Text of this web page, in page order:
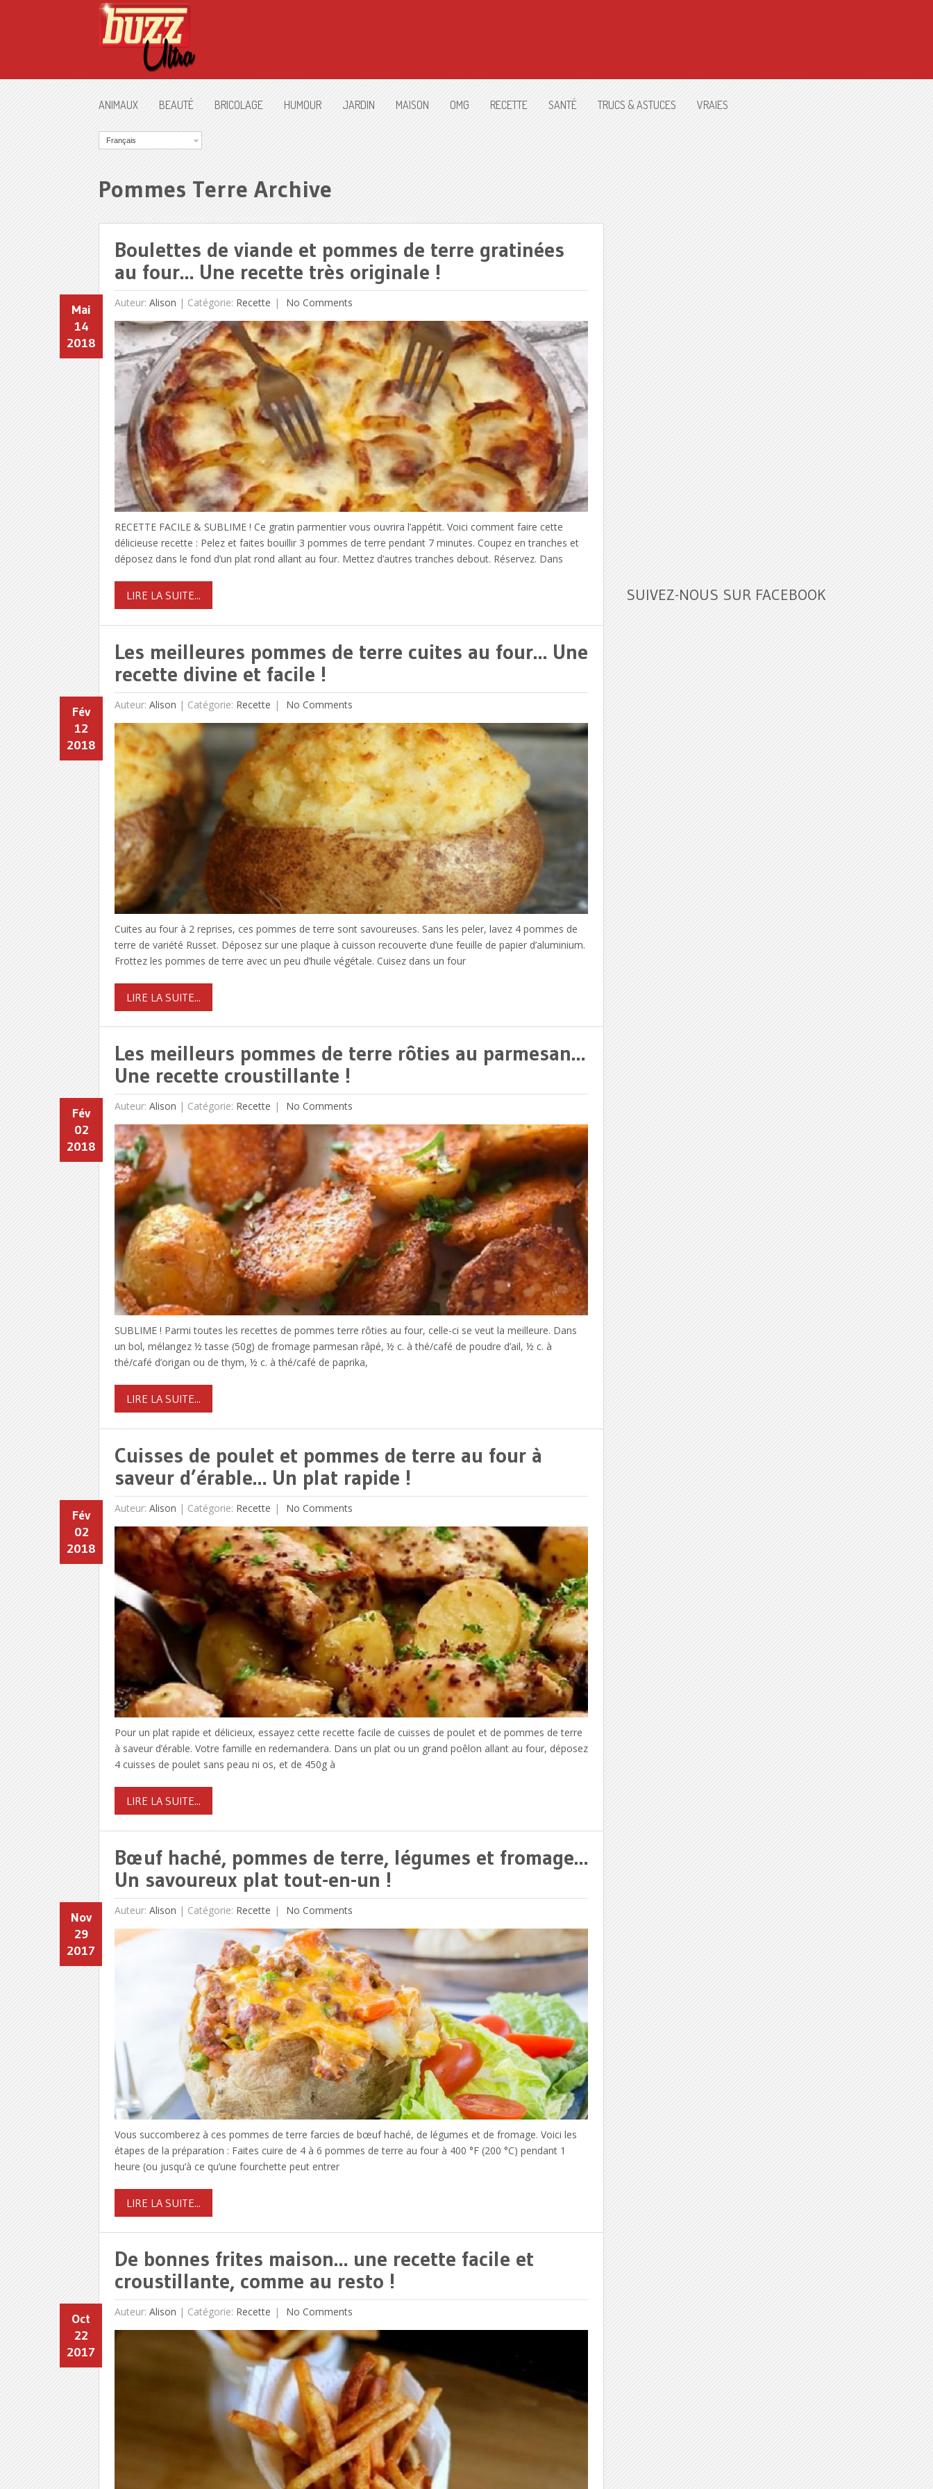
ANIMAUX BEAUTÉ BRICOLAGE HUMOUR JARDIN MAISON OMG RECETTE SANTÉ TRUCS & ASTUCES VRAIES
Français
Pommes Terre Archive
Boulettes de viande et pommes de terre gratinées
au four… Une recette très originale !
Auteur: Alison |
Mai
14
2018
Catégorie: Recette No Comments
RECETTE FACILE & SUBLIME ! Ce gratin parmentier vous ouvrira l’appétit. Voici comment faire cette
délicieuse recette : Pelez et faites bouillir 3 pommes de terre pendant 7 minutes. Coupez en tranches et
déposez dans le fond d’un plat rond allant au four. Mettez d’autres tranches debout. Réservez. Dans
LIRE LA SUITE...
Les meilleures pommes de terre cuites au four… Une
recette divine et facile !
Auteur: Alison |
Fév
12
2018
Catégorie: Recette No Comments
Cuites au four à 2 reprises, ces pommes de terre sont savoureuses. Sans les peler, lavez 4 pommes de
terre de variété Russet. Déposez sur une plaque à cuisson recouverte d’une feuille de papier d’aluminium.
Frottez les pommes de terre avec un peu d’huile végétale. Cuisez dans un four
LIRE LA SUITE...
Les meilleurs pommes de terre rôties au parmesan…
Une recette croustillante !
Auteur: Alison |
Fév
02
2018
Catégorie: Recette No Comments
SUBLIME ! Parmi toutes les recettes de pommes terre rôties au four, celle-ci se veut la meilleure. Dans
un bol, mélangez ½ tasse (50g) de fromage parmesan râpé, ½ c. à thé/café de poudre d’ail, ½ c. à
thé/café d’origan ou de thym, ½ c. à thé/café de paprika,
LIRE LA SUITE...
Cuisses de poulet et pommes de terre au four à
saveur d’érable… Un plat rapide !
Auteur: Alison |
Fév
02
2018
Catégorie: Recette No Comments
Pour un plat rapide et délicieux, essayez cette recette facile de cuisses de poulet et de pommes de terre
à saveur d’érable. Votre famille en redemandera. Dans un plat ou un grand poêlon allant au four, déposez
4 cuisses de poulet sans peau ni os, et de 450g à
LIRE LA SUITE...
Bœuf haché, pommes de terre, légumes et fromage…
Un savoureux plat tout-en-un !
Auteur: Alison |
Nov
29
2017
Catégorie: Recette No Comments
Vous succomberez à ces pommes de terre farcies de bœuf haché, de légumes et de fromage. Voici les
étapes de la préparation : Faites cuire de 4 à 6 pommes de terre au four à 400 °F (200 °C) pendant 1
heure (ou jusqu’à ce qu’une fourchette peut entrer
LIRE LA SUITE...
De bonnes frites maison… une recette facile et
croustillante, comme au resto !
Auteur: Alison |
Oct
22
2017
Catégorie: Recette No Comments
SUIVEZ-NOUS SUR FACEBOOK